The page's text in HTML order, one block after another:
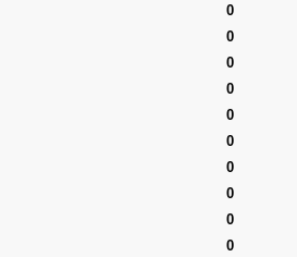
0
0
0
0
0
0
0
0
0
0